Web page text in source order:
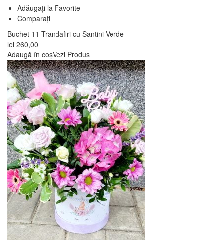
Adăugați la Favorite
Comparați
Buchet 11 Trandafiri cu Santini Verde
lei 260,00
Adaugă în coșVezi Produs